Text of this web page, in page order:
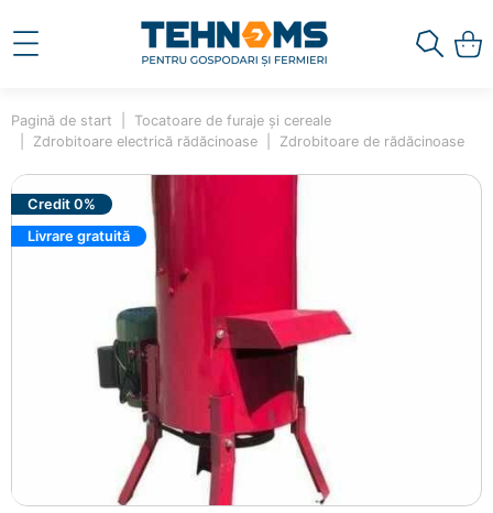
Pagină de start
Tocatoare de furaje și cereale
Zdrobitoare electrică rădăcinoase
Zdrobitoare de rădăcinoase
Credit 0%
Livrare gratuită